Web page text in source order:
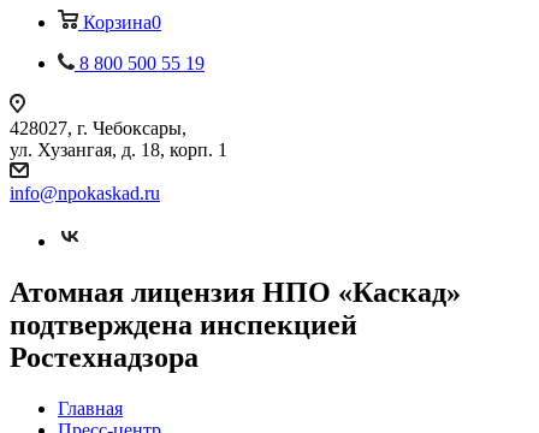
Корзина0
8 800 500 55 19
428027, г. Чебоксары,
ул. Хузангая, д. 18, корп. 1
info@npokaskad.ru
Атомная лицензия НПО «Каскад»
подтверждена инспекцией
Ростехнадзора
Главная